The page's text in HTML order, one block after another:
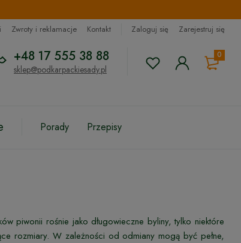
Zwroty i reklamacje Kontakt Zaloguj się Zarejestruj się
0
+48 17 555 38 88
sklep@podkarpackiesady.pl
Porady Przepisy
piwonii rośnie jako długowieczne byliny, tylko niektóre
rozmiary. W zależności od odmiany mogą być pełne,